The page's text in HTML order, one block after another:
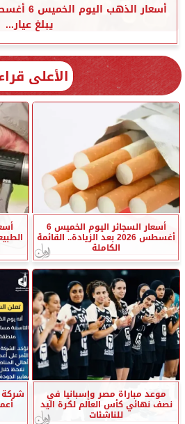
يبلغ عيار...
الأعلى
أسعار السجائر اليوم الخميس 6
أغسطس 2026 بعد الزيادة.. القائمة
الكاملة
موعد مباراة مصر وإسبانيا في
نصف نهائي كأس العالم لكرة اليد
للناشئات
شركة